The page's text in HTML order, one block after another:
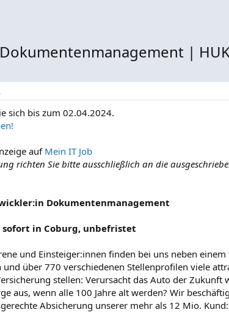
|
sich bis zum 02.04.2024.
aufMein IT Job
richten Sie bitte ausschließlich an die
Dokumentenmanagement
sofort in Coburg, unbefristet
und Einsteiger:innen finden bei uns neben
und über 770 verschiedenen Stellenprofilen viele
stellen: Verursacht das Auto der Zukunft
aus, wenn alle 100 Jahre alt werden? Wir
Absicherung unserer mehr als 12 Mio.